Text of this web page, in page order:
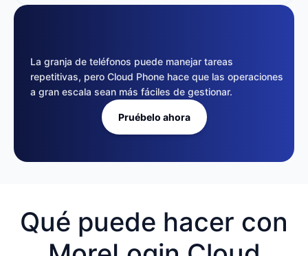
La granja de teléfonos puede manejar tareas
repetitivas, pero Cloud Phone hace que las operaciones
a gran escala sean más fáciles de gestionar.
Pruébelo ahora
Qué puede hacer con